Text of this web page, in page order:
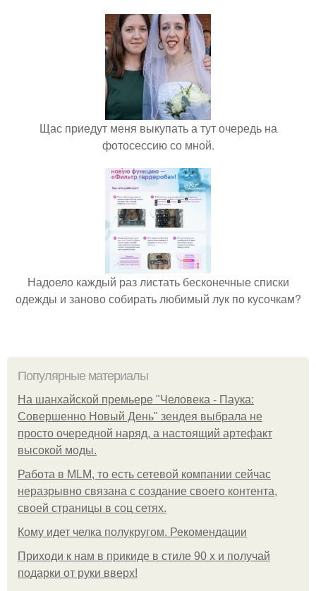
Щас приедут меня выкупать а тут очередь на
фотосессию со мной.
Надоело каждый раз листать бесконечные списки
одежды и заново собирать любимый лук по кусочкам?
Популярные материалы
На шанхайской премьере "Человека - Паука:
Совершенно Новый День" зендея выбрала не
просто очередной наряд, а настоящий артефакт
высокой моды.
Работа в MLM, то есть сетевой компании сейчас
неразрывно связана с создание своего контента,
своей страницы в соц сетях.
Кому идет челка полукругом. Рекомендации
Приходи к нам в прикиде в стиле 90 х и получай
подарки от руки вверх!